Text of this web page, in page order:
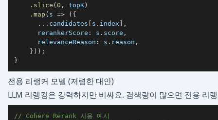
. slice (0 , topK)
. map ( s => ( {
... candidates [ s . index ] ,
      rerankerScore
: s . score ,
      relevanceReason
: s . reason ,
} ) ) ;
}
전용 리랭커 모델 (저렴한 대안)
LLM 리랭킹은 강력하지만 비싸요. 검색량이 많으면 전용 리
// Cohere Rerank 사용 예시